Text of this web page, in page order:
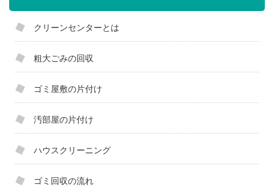
クリーンセンターとは
粗大ごみの回収
ゴミ屋敷の片付け
汚部屋の片付け
ハウスクリーニング
ゴミ回収の流れ